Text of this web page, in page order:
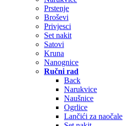
Prstenje
Broševi
Privjesci
Set nakit
Satovi
Kruna
Nanognice
Ručni rad
Back
Narukvice
Naušnice
Ogrlice
Lančići za naočale